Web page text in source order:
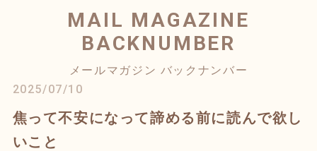
MAIL MAGAZINE
BACKNUMBER
メールマガジン バックナンバー
2025/07/10
焦って不安になって諦める前に読んで欲し
いこと